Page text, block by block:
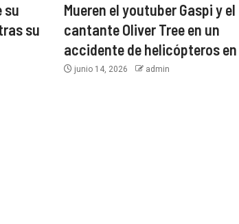
su
su
Mueren el youtuber Gaspi y el
cantante Oliver Tree en un
accidente de helicópteros en
junio 14, 2026 admin